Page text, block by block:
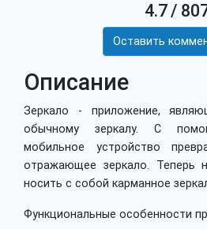
4.7/
Оставить
Описание
Зеркало - приложение,
обычному зеркалу. С
мобильное устройство
отражающее зеркало. Теперь
носить с собой карманное
Функциональные особенности